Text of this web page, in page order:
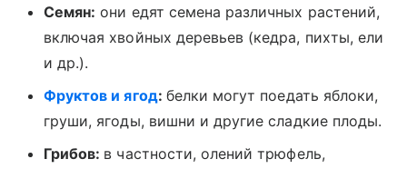
Семян: они едят семена различных растений,
включая хвойных деревьев (кедра, пихты, ели
и др.).
Фруктов и ягод: белки могут поедать яблоки,
груши, ягоды, вишни и другие сладкие плоды.
Грибов: в частности, олений трюфель,